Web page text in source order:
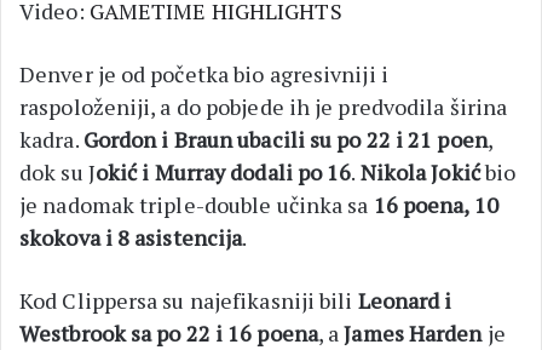
Video: GAMETIME HIGHLIGHTS
Denver je od početka bio agresivniji i
raspoloženiji, a do pobjede ih je predvodila širina
kadra. Gordon i Braun ubacili su po 22 i 21 poen,
dok su Jokić i Murray dodali po 16. Nikola Jokićbio
je nadomak triple-double učinka sa 16 poena, 10
skokova i 8 asistencija.
Kod Clippersa su najefikasniji bili Leonard i
Westbrook sa po 22 i 16 poena, aJames Hardenje